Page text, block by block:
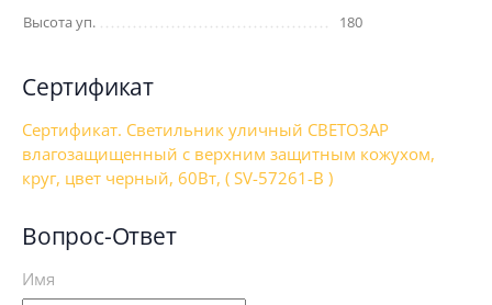
Высота уп.
180
Сертификат
Сертификат. Светильник уличный СВЕТОЗАР
влагозащищенный с верхним защитным кожухом,
круг, цвет черный, 60Вт, ( SV-57261-B )
Вопрос-Ответ
Имя